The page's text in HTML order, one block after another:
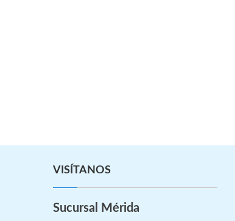
VISÍTANOS
Sucursal Mérida